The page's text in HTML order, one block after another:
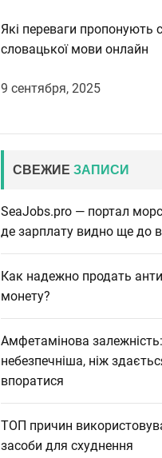
Які переваги пропонують
словацької мови онлайн
9 сентября, 2025
СВЕЖИЕ ЗАПИСИ
SeaJobs.pro — портал
де зарплату видно ще до
Как надежно продать
монету?
Амфетамінова
небезпечніша, ніж
впоратися
ТОП причин
засоби для схуднення